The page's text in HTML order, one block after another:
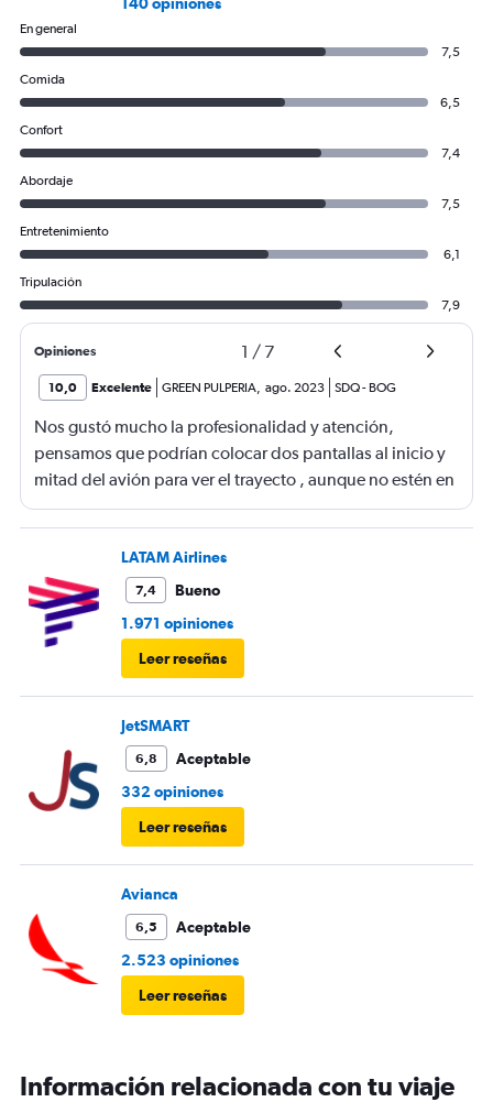
120.
En general
7,5
Comida
6,5
Confort
7,4
Abordaje
7,5
Entretenimiento
6,1
Tripulación
7,9
Opiniones 1 / 7
10,0 Excelente GREEN PULPERIA, ago. 2023 SDQ- BOG
Nos gustó mucho la profesionalidad y atención,
pensamos que podrían colocar dos pantallas al inicio y
mitad del avión para ver el trayecto , aunque no estén en
cada asciento pero con esas dos pie so seria bueno.
LATAM Airlines
7,4
Bueno
1.971 opiniones
Leer reseñas
JetSMART
6,8
Aceptable
332 opiniones
Leer reseñas
Avianca
6,5
Aceptable
2.523 opiniones
Leer reseñas
Información relacionada con tu viaje